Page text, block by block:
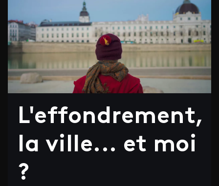
L'effondrement,
la ville... et moi
?